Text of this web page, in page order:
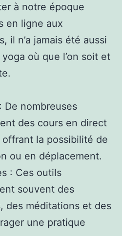
à notre époque
en ligne aux
il n’a jamais été aussi
où que l’on soit et
De nombreuses
des cours en direct
la possibilité de
ou en déplacement.
: Ces outils
souvent des
des méditations et des
une pratique